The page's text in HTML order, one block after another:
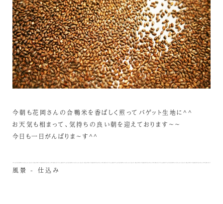
今朝も花岡さんの合鴨米を香ばしく煎ってバゲット生地に^^
お天気も相まって、気持ちの良い朝を迎えております～～
今日も一日がんばりま～す^^
風景 - 仕込み